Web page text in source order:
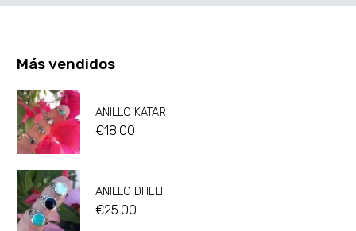
Más vendidos
ANILLO KATAR
€18.00
ANILLO DHELI
€25.00